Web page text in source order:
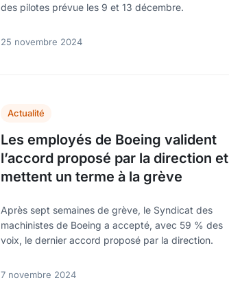
des pilotes prévue les 9 et 13 décembre.
25 novembre 2024
Actualité
Les employés de Boeing valident
l’accord proposé par la direction et
mettent un terme à la grève
Après sept semaines de grève, le Syndicat des
machinistes de Boeing a accepté, avec 59 % des
voix, le dernier accord proposé par la direction.
7 novembre 2024